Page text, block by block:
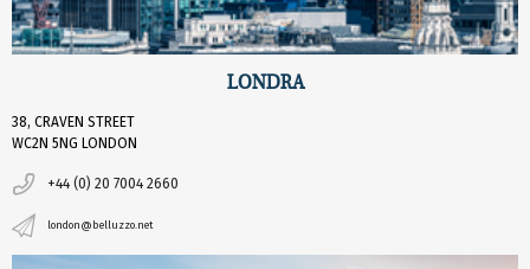
LONDRA
38, CRAVEN STREET
WC2N 5NG LONDON
+44 (0) 20 7004 2660
london@belluzzo.net